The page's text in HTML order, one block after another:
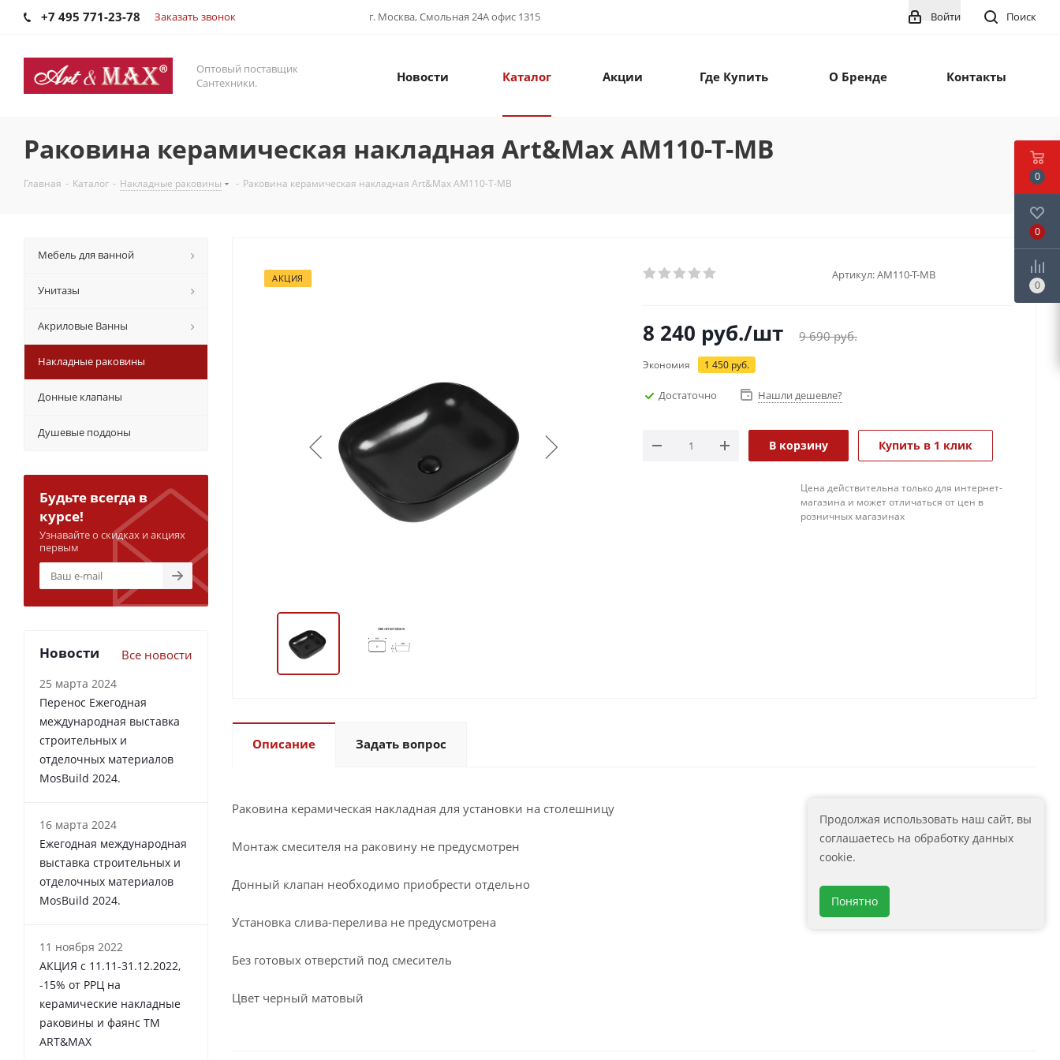
+7 495 771-23-78 Заказать звонок г. Москва, Смольная 24А офис 1315 Поиск
Войти
Оптовый поставщик
Сантехники.
Новости Каталог Акции Где Купить О Бренде Контакты
Раковина керамическая накладная Art&Max AM110-T-MB
Главная - Каталог - Накладные раковины - Раковина керамическая накладная Art&Max AM110-T-MB
АКЦИЯ Артикул:AM110-T-MB
8 240 руб./шт 9 690руб.
Экономия 1 450 руб.
Достаточно Нашли дешевле?
В корзину Купить в 1 клик
Цена действительна только для интернет-
магазина и может отличаться от цен в
розничных магазинах
Описание Задать вопрос
Раковина керамичеcкая накладная для установки на столешницу
Монтаж смесителя на раковину не предусмотрен
Донный клапан необходимо приобрести отдельно
Установка слива-перелива не предусмотрена
Без готовых отверстий под смеситель
Цвет черный матовый
Мебель для ванной
Унитазы
Акриловые Ванны
Накладные раковины
Донные клапаны
Душевые поддоны
Будьте всегда в
курсе!
Узнавайте о скидках и акциях
первым
Новости Все новости
25 марта 2024
Перенос Ежегодная
международная выставка
строительных и
отделочных материалов
MosBuild 2024.
16 марта 2024
Ежегодная международная
выставка строительных и
отделочных материалов
MosBuild 2024.
11 ноября 2022
АКЦИЯ с 11.11-31.12.2022,
-15% от РРЦ на
керамические накладные
раковины и фаянс ТМ
ART&MAX
0
0
0
Продолжая использовать наш сайт, вы
соглашаетесь на обработку данных
cookie.
Понятно